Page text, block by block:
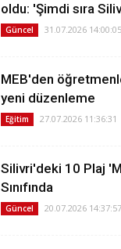
oldu: 'Şimdi sıra
Güncel 31.07.2026 14:00:05
MEB'den
yeni düzenleme
Eğitim 27.07.2026 11:36:31
Silivri'deki 10 Plaj
Sınıfında
Güncel 20.07.2026 14:37:57